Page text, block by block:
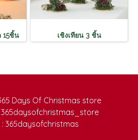
15ชิ้น เชิงเทียน 3 ชิ้น
Days Of Christmas store
: 365daysofchristmas